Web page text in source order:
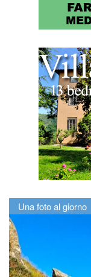
Una foto al giorno